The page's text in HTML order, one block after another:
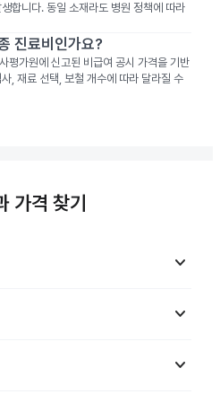
합니다. 동일 소재라도 병원 정책에 따라
진료비인가요?
평가원에 신고된 비급여 공시 가격을 기반
, 재료 선택, 보철 개수에 따라 달라질 수
가격 찾기
keyboard_arrow_down
keyboard_arrow_down
keyboard_arrow_down